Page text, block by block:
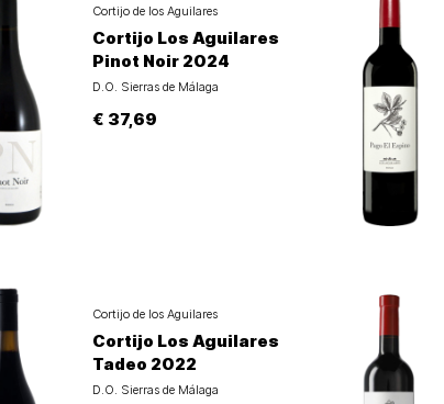
Cortijo de los Aguilares
Cortijo Los Aguilares
Pinot Noir 2024
D.O. Sierras de Málaga
€ 37,69
Cortijo de los Aguilares
Cortijo Los Aguilares
Tadeo 2022
D.O. Sierras de Málaga